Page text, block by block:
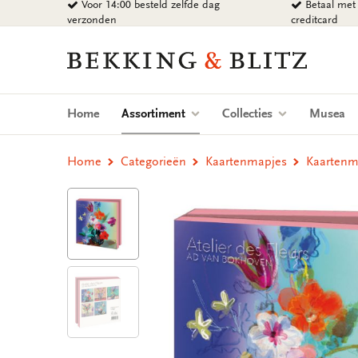
naar
Voor 14:00 besteld zelfde dag
verzonden
Betaal
creditcard
Bekking
Blitz
Uitgevers
Home Assortiment (current)Collecties Musea
Home Categorieën Kaartenmapjes